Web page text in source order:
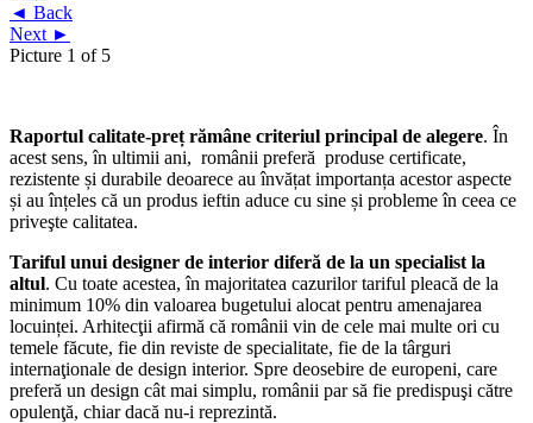
◄ Back
Next ►
Picture 1 of 5
Raportul calitate-preț rămâne criteriul principal de alegere. În
acest sens, în ultimii ani, românii preferă produse certificate,
rezistente și durabile deoarece au învățat importanța acestor aspecte
și au înțeles că un produs ieftin aduce cu sine și probleme în ceea ce
priveşte calitatea.
Tariful unui designer de interior diferă de la un specialist la
altul. Cu toate acestea, în majoritatea cazurilor tariful pleacă de la
minimum 10% din valoarea bugetului alocat pentru amenajarea
locuinței. Arhitecţii afirmă că românii vin de cele mai multe ori cu
temele făcute, fie din reviste de specialitate, fie de la târguri
internaţionale de design interior. Spre deosebire de europeni, care
preferă un design cât mai simplu, românii par să fie predispuşi către
opulenţă, chiar dacă nu-i reprezintă.